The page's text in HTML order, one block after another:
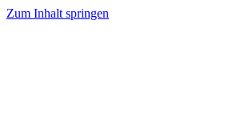
Zum Inhalt springen